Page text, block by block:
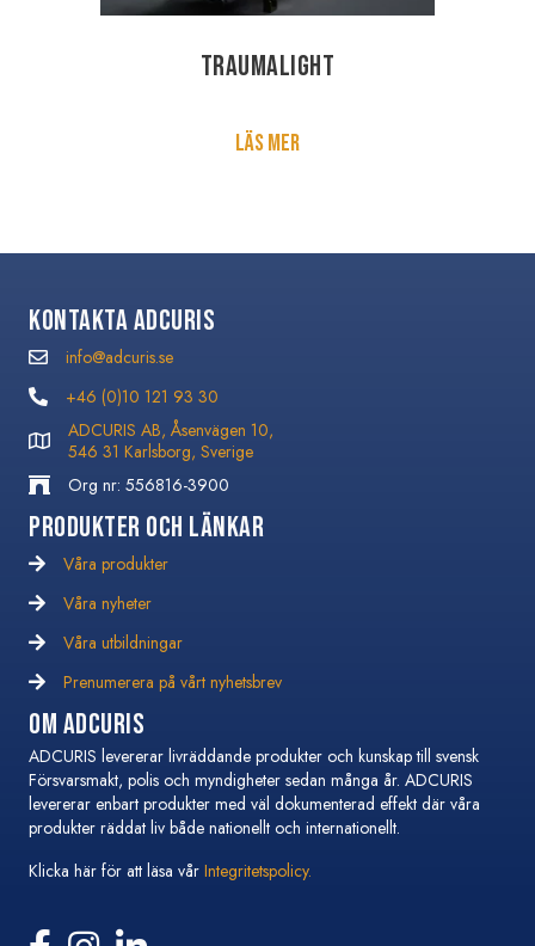
Traumalight
Läs mer
Kontakta Adcuris
info@adcuris.se
info@adcuris.se
+46 (0)10 121 93 30
+46 (0)10 121 93 30
ADCURIS AB, Åsenvägen 10,
546 31 Karlsborg, Sverige
Org nr: 556816-3900
Produkter och Länkar
Våra produkter
Våra nyheter
Våra nyheter
Våra utbildningar
Våra utbildningar
Prenumerera på vårt nyhetsbrev
Prenumerera på vårt nyhetsbrev
Om Adcuris
ADCURIS levererar livräddande produkter och kunskap till svensk
Försvarsmakt, polis och myndigheter sedan många år. ADCURIS
levererar enbart produkter med väl dokumenterad effekt där våra
produkter räddat liv både nationellt och internationellt.
Klicka här för att läsa vår Integritetspolicy.
Följ oss på Facebook
Följ oss på Instagram
Följ oss på Linkedin